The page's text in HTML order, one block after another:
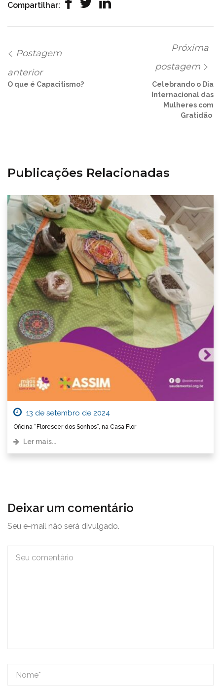
Compartilhar:
Postagem
anterior
O que é Capacitismo?
Próxima
postagem
Celebrando o Dia
Internacional das
Mulheres com
Gratidão
Publicações Relacionadas
13 de setembro de 2024
Oficina “Florescer dos Sonhos”, na Casa Flor
Ler mais...
Deixar um comentário
Seu e-mail não será divulgado.